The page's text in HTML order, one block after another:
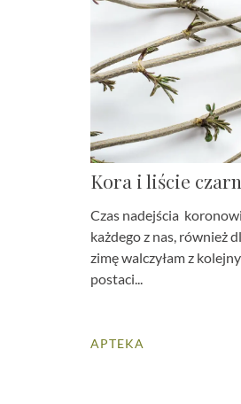
Kora i liście
Czas nadejścia
każdego z nas, również
zimę walczyłam z
postaci...
APTEKA